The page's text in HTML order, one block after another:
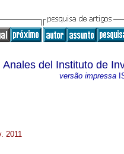
Anales del Instituto de
versão impressa
2011